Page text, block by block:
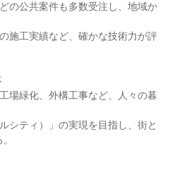
の公共案件も多数受注し、地域か
施工実績など、確かな技術力が評
場緑化、外構工事など、人々の暮
シティ）」の実現を目指し、街と